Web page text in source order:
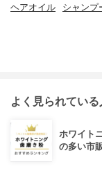
ヘアオイル シャンプ
よく見られてい
ホワイト
の多い市